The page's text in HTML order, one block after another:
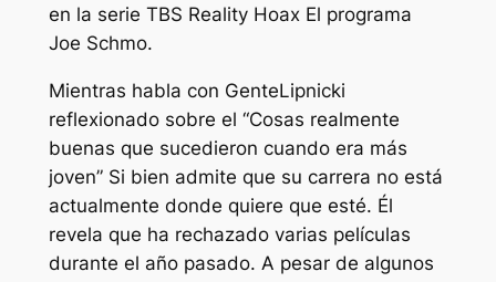
en la serie TBS Reality Hoax El programa
Joe Schmo.
Mientras habla con GenteLipnicki
reflexionado sobre el “Cosas realmente
buenas que sucedieron cuando era más
joven” Si bien admite que su carrera no está
actualmente donde quiere que esté. Él
revela que ha rechazado varias películas
durante el año pasado. A pesar de algunos